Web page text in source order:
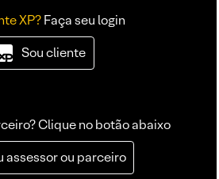
XP?Faça seu login
Sou cliente
Clique no botão abaixo
assessor ou parceiro